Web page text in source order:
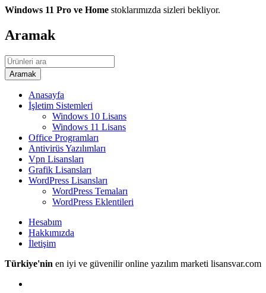
Windows 11 Pro ve Home stoklarımızda sizleri bekliyor.
Aramak
Anasayfa
İşletim Sistemleri
Windows 10 Lisans
Windows 11 Lisans
Office Programları
Antivirüs Yazılımları
Vpn Lisansları
Grafik Lisansları
WordPress Lisansları
WordPress Temaları
WordPress Eklentileri
Hesabım
Hakkımızda
İletişim
Türkiye'nin en iyi ve güvenilir online yazılım marketi lisansvar.com